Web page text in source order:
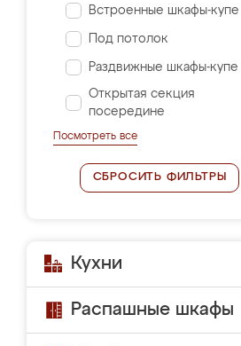
Встроенные шкафы-купе
Под потолок
Раздвижные шкафы-купе
Открытая секция
посередине
Посмотреть все
СБРОСИТЬ ФИЛЬТРЫ
Кухни
Распашные шкафы